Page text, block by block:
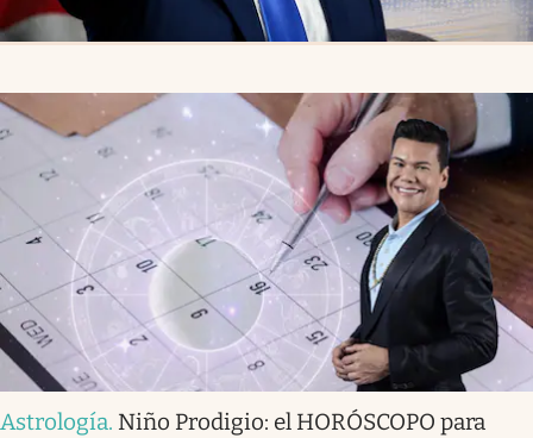
Astrología. Niño Prodigio: el HORÓSCOPO para